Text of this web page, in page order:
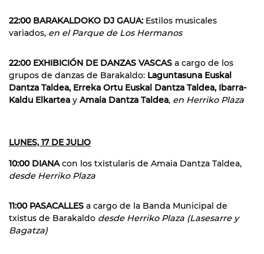
22:00 BARAKALDOKO DJ GAUA: Estilos musicales
variados, en el Parque de Los Hermanos
22:00 EXHIBICIÓN DE DANZAS VASCAS a cargo de los
grupos de danzas de Barakaldo: Laguntasuna Euskal
Dantza Taldea, Erreka Ortu Euskal Dantza Taldea, Ibarra-
Kaldu Elkartea y Amaia Dantza Taldea, en Herriko Plaza
LUNES, 17 DE JULIO
10:00 DIANAcon los txistularis de Amaia Dantza Taldea,
desde Herriko Plaza
11:00 PASACALLES a cargo de la Banda Municipal de
txistus de Barakaldo desde Herriko Plaza (Lasesarre y
Bagatza)